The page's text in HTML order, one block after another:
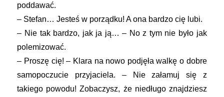
poddawać.
– Stefan… Jesteś w porządku! A ona bardzo cię lubi.
– Nie tak bardzo, jak ja ją… – No z tym nie było jak
polemizować.
– Proszę cię! – Klara na nowo podjęła walkę o dobre
samopoczucie przyjaciela. – Nie załamuj się z
takiego powodu! Zobaczysz, że niedługo znajdziesz